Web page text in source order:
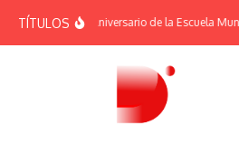
TÍTULOS
| 38° Aniversario de la Escuela